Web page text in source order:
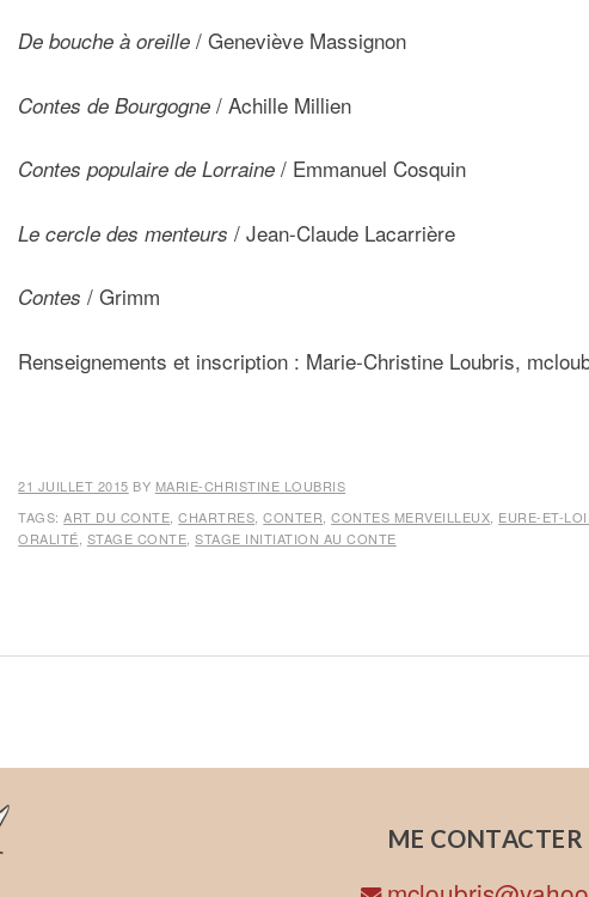
De bouche à oreille/ Geneviève Massignon
Contes de Bourgogne / Achille Millien
Contes populaire de Lorraine / Emmanuel Cosquin
Le cercle des menteurs / Jean-Claude Lacarrière
Contes / Grimm
Renseignements et inscription : Marie-Christine Loubris,
21 JUILLET 2015 BY MARIE-CHRISTINE LOUBRIS
TAGS:ART DU CONTE ,CHARTRES ,CONTER ,CONTES MERVEILLEUX EURE-ET-
ORALITÉ STAGE CONTE ,STAGE INITIATION AU CONTE
ME CONTACTER